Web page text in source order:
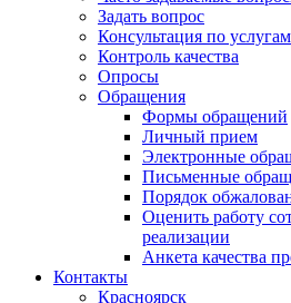
Задать вопрос
Консультация по услугам
Контроль качества
Опросы
Обращения
Формы обращений
Личный прием
Электронные
Письменные
Порядок
Оценить работу
реализации
Анкета качества
Контакты
Красноярск